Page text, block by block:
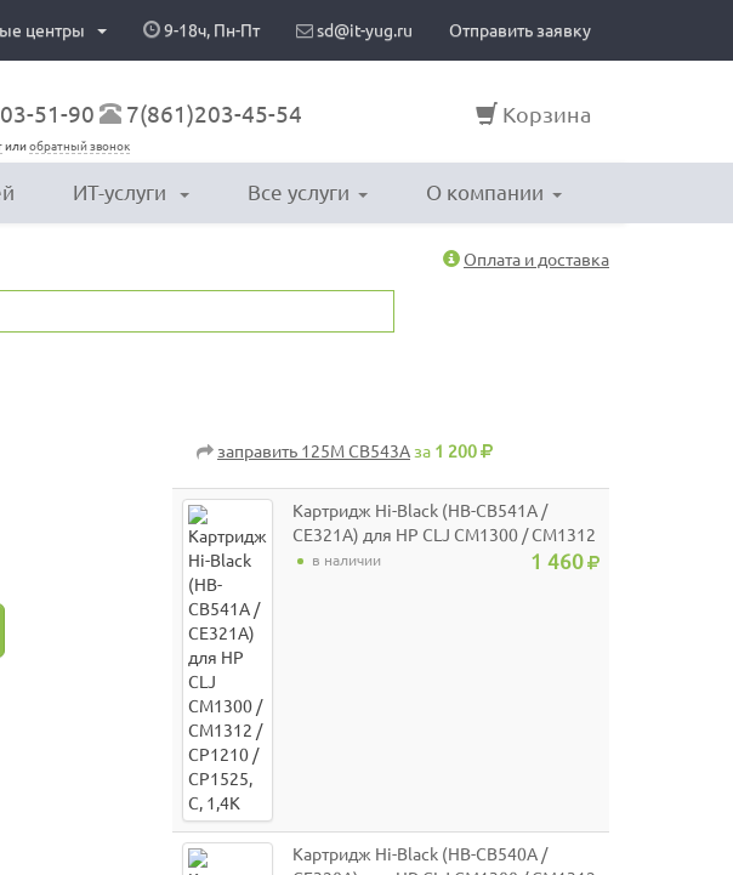
центры 9-18ч, Пн-Пт sd@it-yug.ru Отправить заявку
51-90 7(861)203-45-54
илиобратный звонок
Корзина
ИТ-услуги Все услуги О компании
Оплата и доставка
заправить 125M CB543A за 1 200
Картридж Hi-Black (HB-CB541A /
CE321A) для HP CLJ CM1300 / CM1312
/ CP1210 / CP1525, C, 1,4K
в наличии 1 460
Картридж Hi-Black (HB-CB540A /